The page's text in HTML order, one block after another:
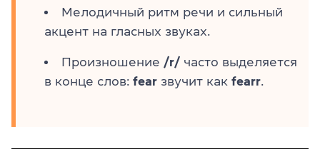
Мелодичный ритм речи и сильный
акцент на гласных звуках.
Произношение /r/ часто выделяется
в конце слов: fear звучит как fearr.